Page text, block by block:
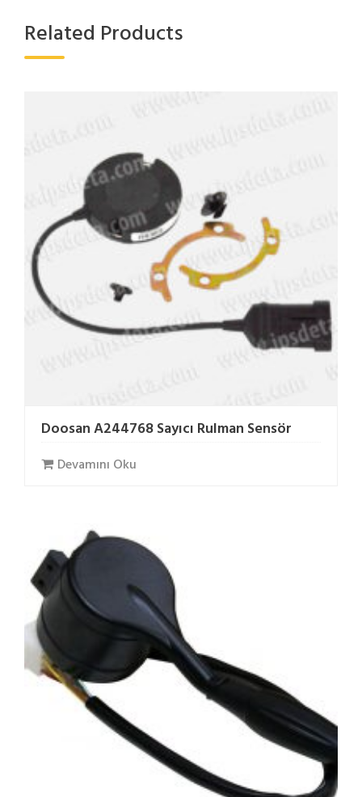
Related Products
Doosan A244768 Sayıcı Rulman Sensör
Devamını Oku